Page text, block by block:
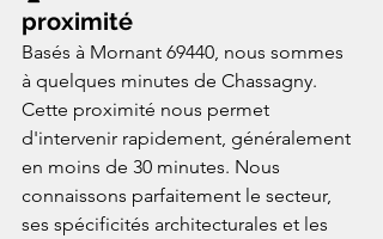
proximité
Basés à Mornant 69440, nous sommes
à quelques minutes de Chassagny.
Cette proximité nous permet
d'intervenir rapidement, généralement
en moins de 30 minutes. Nous
connaissons parfaitement le secteur,
ses spécificités architecturales et les